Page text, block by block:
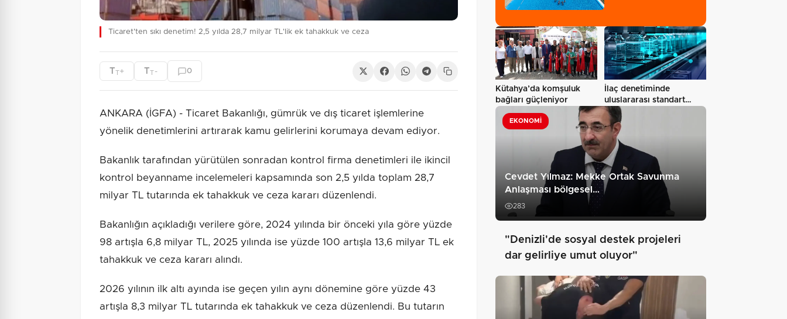
Ticaret'ten sıkı denetim! 2,5 yılda 28,7 milyar TL'lik ek tahakkuk ve ceza
TT+ TT - 0
ANKARA (İGFA) - Ticaret Bakanlığı, gümrük ve dış ticaret işlemlerine
yönelik denetimlerini artırarak kamu gelirlerini korumaya devam ediyor.
Bakanlık tarafından yürütülen sonradan kontrol firma denetimleri ile ikincil
kontrol beyanname incelemeleri kapsamında son 2,5 yılda toplam 28,7
milyar TL tutarında ek tahakkuk ve ceza kararı düzenlendi.
Bakanlığın açıkladığı verilere göre, 2024 yılında bir önceki yıla göre yüzde
98 artışla 6,8 milyar TL, 2025 yılında ise yüzde 100 artışla 13,6 milyar TL ek
tahakkuk ve ceza kararı alındı.
2026 yılının ilk altı ayında ise geçen yılın aynı dönemine göre yüzde 43
artışla 8,3 milyar TL tutarında ek tahakkuk ve ceza düzenlendi. Bu tutarın
Kütahya’da komşuluk
bağları güçleniyor
İlaç denetiminde
uluslararası standart
dönemi
EKONOMI
Cevdet Yılmaz: Mekke Ortak Savunma
Anlaşması bölgesel…
283
"Denizli'de sosyal destek projeleri
dar gelirliye umut oluyor"